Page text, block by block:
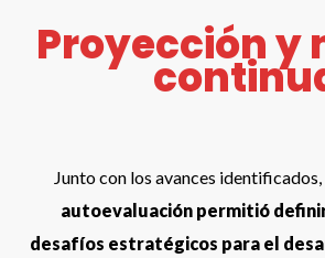
Proyección y
Junto con los avances identificados,
autoevaluación permitió
desafíos estratégicos para el